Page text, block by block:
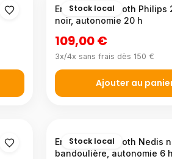
Stock local
Enceinte Bluetooth Philips
noir, autonomie 20 h
109,00 €
3x/4x sans frais dès 150 €
Ajouter au
Stock local
Enceinte Bluetooth Nedis
bandoulière, autonomie 6 h